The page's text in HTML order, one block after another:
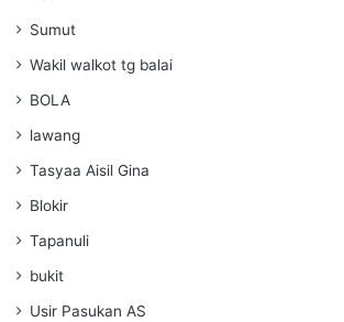
Sumut
Wakil walkot tg balai
BOLA
lawang
Tasyaa Aisil Gina
Blokir
Tapanuli
bukit
Usir Pasukan AS